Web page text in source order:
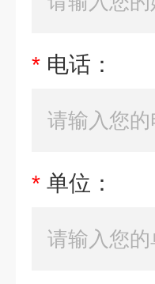
* 电话：
* 单位：